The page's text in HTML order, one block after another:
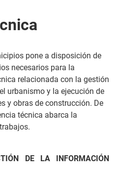
pone a disposición de
necesarios para la
relacionada con la gestión
urbanismo y la ejecución de
y obras de construcción. De
técnica abarca la
DE LA INFORMACIÓN